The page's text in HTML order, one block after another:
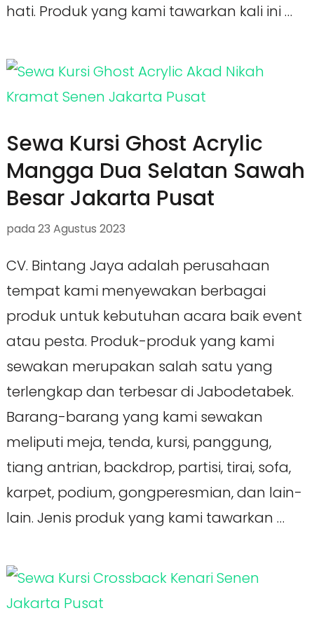
hati. Produk yang kami tawarkan kali ini …
Sewa Kursi Ghost Acrylic
Mangga Dua Selatan Sawah
Besar Jakarta Pusat
pada 23 Agustus 2023
CV. Bintang Jaya adalah perusahaan
tempat kami menyewakan berbagai
produk untuk kebutuhan acara baik event
atau pesta. Produk-produk yang kami
sewakan merupakan salah satu yang
terlengkap dan terbesar di Jabodetabek.
Barang-barang yang kami sewakan
meliputi meja, tenda, kursi, panggung,
tiang antrian, backdrop, partisi, tirai, sofa,
karpet, podium, gongperesmian, dan lain-
lain. Jenis produk yang kami tawarkan …